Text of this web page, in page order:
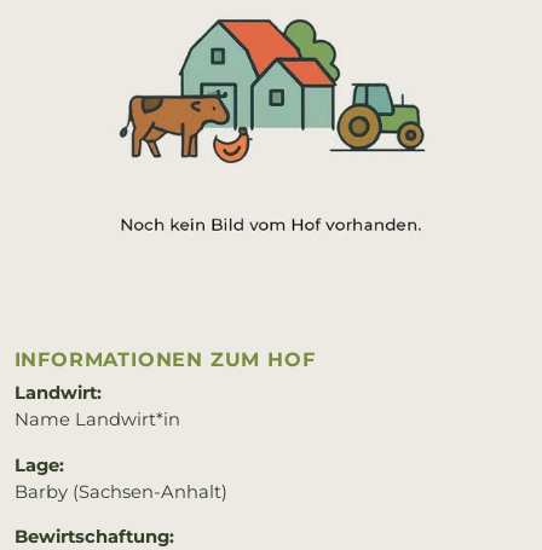
IN­FOR­MA­TIO­NEN ZUM HOF
Landwirt:
Name Landwirt*in
Lage:
Barby (Sachsen-Anhalt)
Bewirtschaftung: